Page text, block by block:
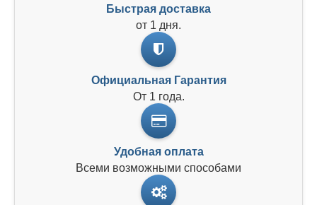
Быстрая доставка
от 1 дня.
Официальная Гарантия
От 1 года.
Удобная оплата
Всеми возможными способами